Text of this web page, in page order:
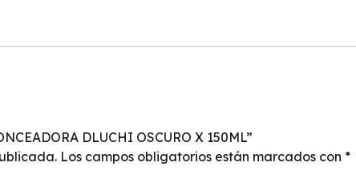
DLUCHI OSCURO X 150ML”
Los campos obligatorios están marcados con *